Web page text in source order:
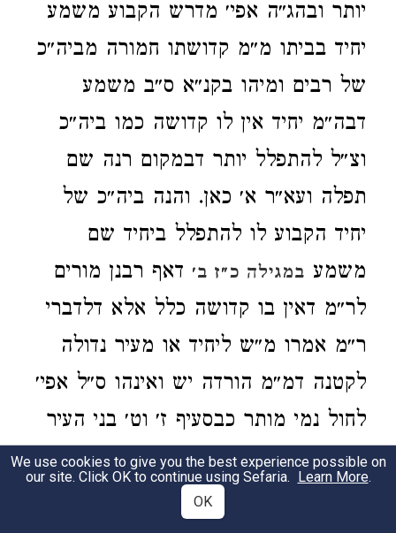
יותר ובהג״ה אפי׳ מדרש הקבוע משמע
יחיד בביתו מ״מ קדושתו חמורה מביה״כ
של רבים ומיהו בקנ״א ס״ב משמע
דבה״מ יחיד אין לו קדושה כמו ביה״כ
וצ״ל להתפלל יותר דבמקום רנה שם
תפלה ועא״ר א׳ כאן. והנה ביה״כ של
יחיד הקבוע לו להתפלל ביחיד שם
משמע במגילה כ״ז ב׳ דאף רבנן מורים
לר״מ דאין בו קדושה כלל אלא דלדברי
ר״מ אמרו מ״ש ליחיד או מעיר נדולה
לקטנה דמ״מ הורדה יש ואינהו ס״ל אפי׳
לחול נמי מותר כבסעיף ז׳ וט׳ בני העיר
שלא בזט״ה או זט״ה שלא במא״ה בר
מד׳ דברים וזט״ה במא״ה אפילו לד׳
We use cookies to give you the best experience possible on
our site. Click OK to continue using Sefaria. Learn More.
OK